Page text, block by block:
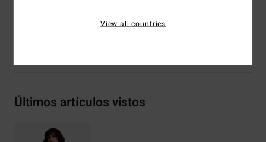
Últimos artículos vistos
View all countries